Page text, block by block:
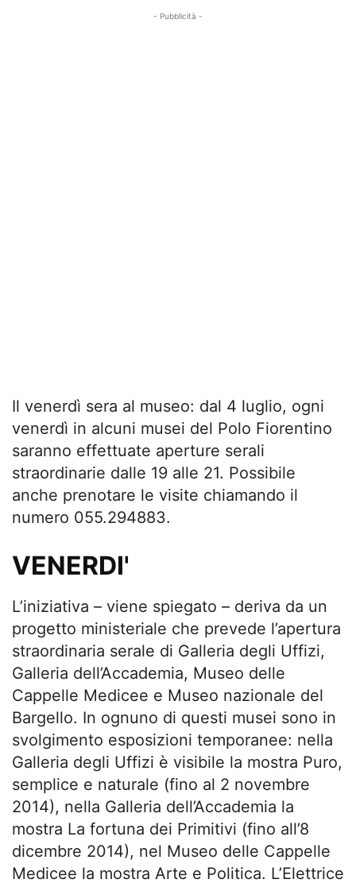
- Pubblicità -
Il venerdì sera al museo: dal 4 luglio, ogni
venerdì in alcuni musei del Polo Fiorentino
saranno effettuate aperture serali
straordinarie dalle 19 alle 21. Possibile
anche prenotare le visite chiamando il
numero 055.294883.
VENERDI'
L’iniziativa – viene spiegato – deriva da un
progetto ministeriale che prevede l’apertura
straordinaria serale di Galleria degli Uffizi,
Galleria dell’Accademia, Museo delle
Cappelle Medicee e Museo nazionale del
Bargello. In ognuno di questi musei sono in
svolgimento esposizioni temporanee: nella
Galleria degli Uffizi è visibile la mostra Puro,
semplice e naturale (fino al 2 novembre
2014), nella Galleria dell’Accademia la
mostra La fortuna dei Primitivi (fino all’8
dicembre 2014), nel Museo delle Cappelle
Medicee la mostra Arte e Politica. L’Elettrice